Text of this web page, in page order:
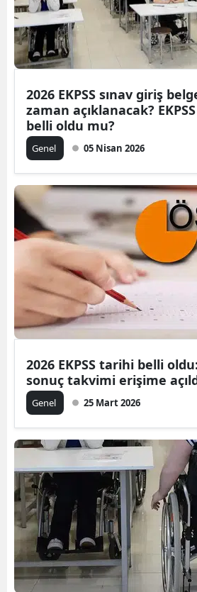
2026 EKPSS sınav giriş
zaman açıklanacak?
belli oldu mu?
Genel 05 Nisan 2026
2026 EKPSS tarihi belli
sonuç takvimi erişime
Genel 25 Mart 2026